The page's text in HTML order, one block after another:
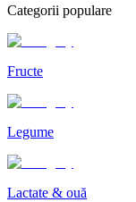
Categorii populare
Fructe
Legume
Lactate & ouă